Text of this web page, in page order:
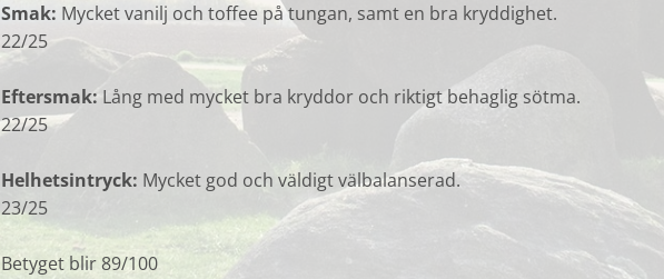
Smak: Mycket vanilj och toffee på tungan, samt en bra kryddighet.
22/25
Eftersmak: Lång med mycket bra kryddor och riktigt behaglig sötma.
22/25
Helhetsintryck: Mycket god och väldigt välbalanserad.
23/25
Betyget blir 89/100